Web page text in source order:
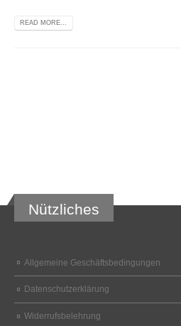
READ MORE...
Nützliches
Allgemeine Geschäftsbedingungen
Datenschutzerklärung
Widerrufsbelehrung